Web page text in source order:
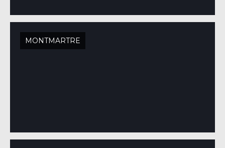
MONTMARTRE